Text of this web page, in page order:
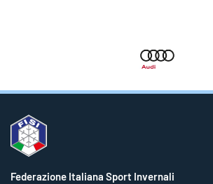
Federazione Italiana Sport Invernali